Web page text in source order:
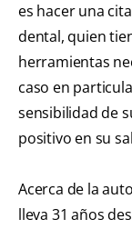
es hacer una
dental, quien
herramientas
caso en
sensibilidad de
positivo en su
Acerca de la
lleva 31 años